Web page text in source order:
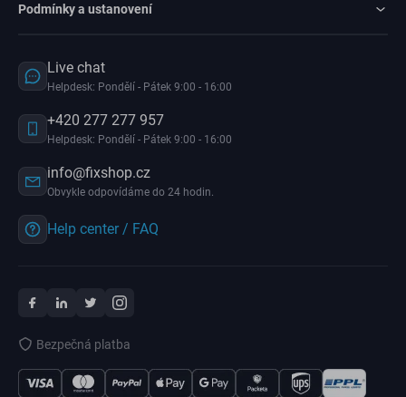
Podmínky a ustanovení
Live chat
Helpdesk: Pondělí - Pátek 9:00 - 16:00
+420 277 277 957
Helpdesk: Pondělí - Pátek 9:00 - 16:00
info@fixshop.cz
Obvykle odpovídáme do 24 hodin.
Help center / FAQ
Bezpečná platba